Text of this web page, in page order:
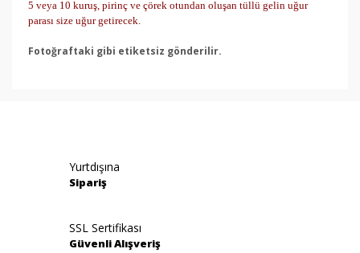
5 veya 10 kuruş, pirinç ve çörek otundan oluşan tüllü gelin uğur
parası size uğur getirecek.
Fotoğraftaki gibi etiketsiz gönderilir.
Ürün resmi kalitesiz, bozuk veya görüntülenemiyor.
Ürün bilgilerinde hatalar bulunuyor.
Ürün fiyatı diğer sitelerden daha pahalı.
Yurtdışına
Sipariş
SSL Sertifikası
Güvenli Alışveriş